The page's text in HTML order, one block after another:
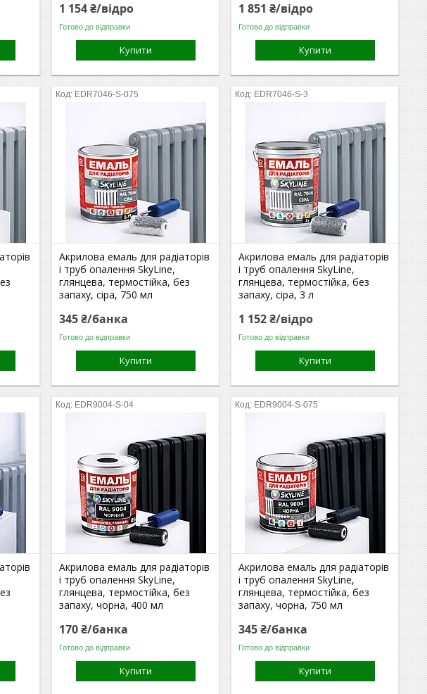
1 154 ₴/відро
Готово до відправки
Купити
1 851 ₴/відро
Готово до відправки
Купити
EDR7046-S-075
Акрилова емаль для радіаторів
і труб опалення SkyLine,
глянцева, термостійка, без
запаху, сіра, 750 мл
345 ₴/банка
Готово до відправки
Купити
EDR7046-S-3
Акрилова емаль для радіаторів
і труб опалення SkyLine,
глянцева, термостійка, без
запаху, сіра, 3 л
1 152 ₴/відро
Готово до відправки
Купити
EDR9004-S-04
Акрилова емаль для радіаторів
і труб опалення SkyLine,
глянцева, термостійка, без
запаху, чорна, 400 мл
170 ₴/банка
Готово до відправки
Купити
EDR9004-S-075
Акрилова емаль для радіаторів
і труб опалення SkyLine,
глянцева, термостійка, без
запаху, чорна, 750 мл
345 ₴/банка
Готово до відправки
Купити